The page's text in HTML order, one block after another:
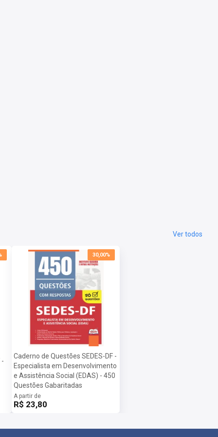
Ver todos
-
30,00%
Caderno de Questões SEDES-DF -
Especialista em Desenvolvimento
e Assistência Social (EDAS) - 450
Questões Gabaritadas
A partir de
R$ 23,80